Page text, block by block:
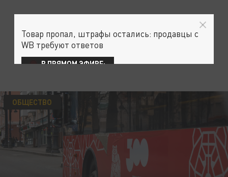
ОБЩЕСТВО
Товар пропал, штрафы остались: продавцы с
WB требуют ответов
В ПРЯМОМ ЭФИРЕ: